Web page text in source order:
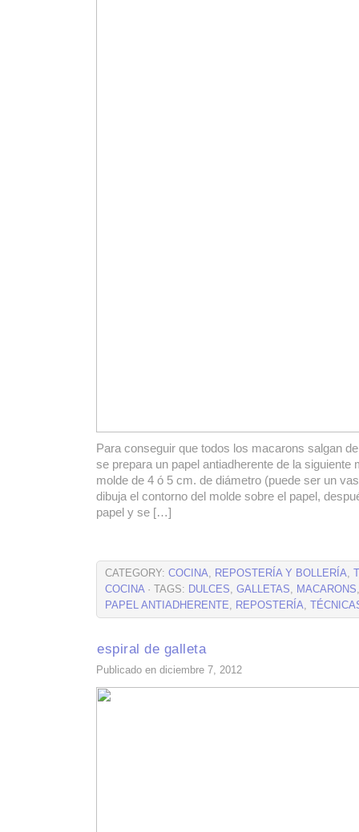
Para conseguir que todos los macarons salgan
se prepara un papel antiadherente de la siguiente
molde de 4 ó 5 cm. de diámetro (puede ser un
dibuja el contorno del molde sobre el papel,
papel y se […]
CATEGORY: COCINA, REPOSTERÍA Y BOLLERÍA,
COCINA· TAGS: DULCES, GALLETAS, MACARONS
PAPEL ANTIADHERENTE, REPOSTERÍA,
espiral de galleta
Publicado en diciembre 7, 2012